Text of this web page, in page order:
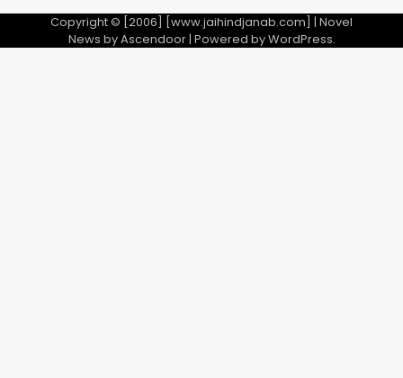
Copyright © [2006] [www.jaihindjanab.com] | Novel
News byAscendoor| Powered byWordPress.